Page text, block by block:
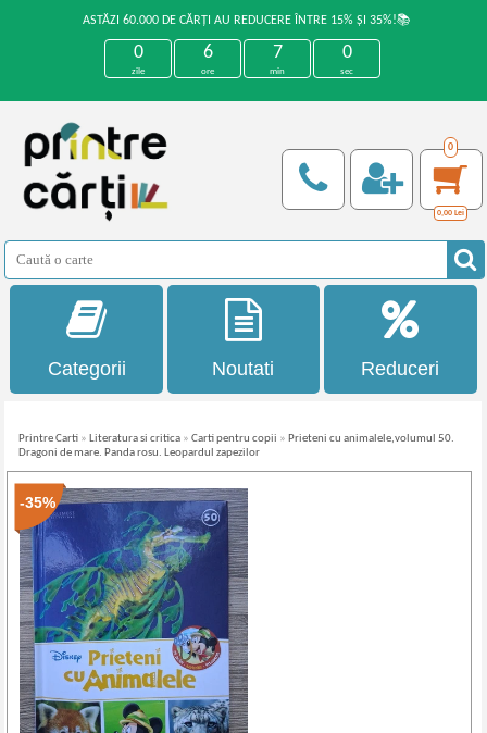
ASTĂZI 60.000 DE CĂRȚI AU REDUCERE ÎNTRE 15% ȘI 35%!📚
0
zile
6
ore
7
min
0
sec
0
0,00 Lei
Categorii Noutati Reduceri
Printre Carti » Literatura si critica »Carti pentru copii » Prieteni cu animalele,volumul 50.
Dragoni de mare. Panda rosu. Leopardul zapezilor
-35%